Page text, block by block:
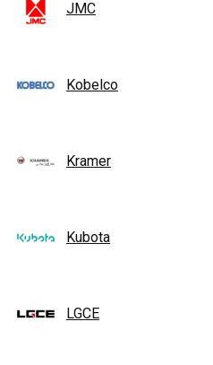
JMC
Kobelco
Kramer
Kubota
LGCE